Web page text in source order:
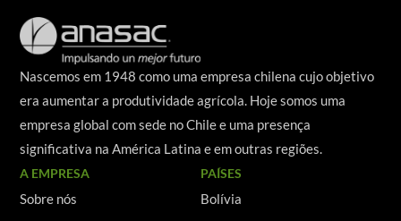
Nascemos em 1948 como uma empresa chilena cujo objetivo
era aumentar a produtividade agrícola. Hoje somos uma
empresa global com sede no Chile e uma presença
significativa na América Latina e em outras regiões.
A EMPRESA
Sobre nós
PAÍSES
Bolívia